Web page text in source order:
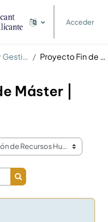
Acceder
Máster en Dirección y Gestión de Recursos Humanos Proyecto Fin de Máster | MRH 16 17
Máster |
Buscar cursos